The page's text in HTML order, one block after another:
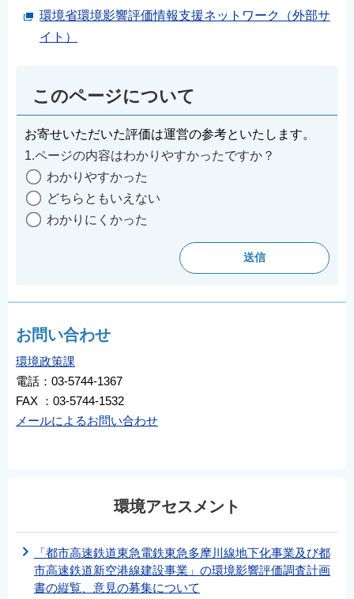
環境省環境影響評価情報支援ネットワーク（外部サ
イト）
このページについて
お寄せいただいた評価は運営の参考といたします。
1.ページの内容はわかりやすかったですか？
わかりやすかった
どちらともいえない
わかりにくかった
お問い合わせ
環境政策課
電話：03-5744-1367
FAX ：03-5744-1532
メールによるお問い合わせ
環境アセスメント
「都市高速鉄道東急電鉄東急多摩川線地下化事業及び都
市高速鉄道新空港線建設事業」の環境影響評価調査計画
書の縦覧、意見の募集について